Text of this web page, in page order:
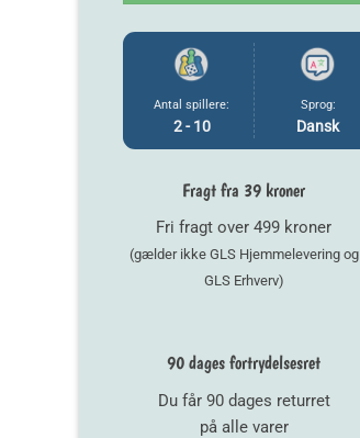
Antal spillere:
2 - 10
Sprog:
Dansk
Fragt fra 39 kroner
Fri fragt over 499 kroner
(gælder ikke GLS Hjemmelevering og
GLS Erhverv)
90 dages fortrydelsesret
Du får 90 dages returret
på alle varer